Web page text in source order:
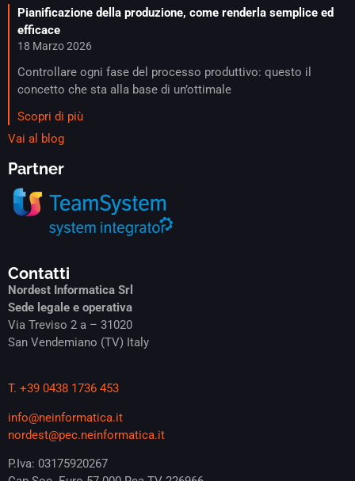
Pianificazione della produzione, come renderla semplice ed
efficace​
18 Marzo 2026
Controllare ogni fase del processo produttivo: questo il
concetto che sta alla base di un’ottimale
Scopri di più
Vai al blog
Partner
Contatti
Nordest Informatica Srl
Sede legale e operativa
Via Treviso 2 a – 31020
San Vendemiano (TV) Italy
T. +39 0438 1736 453
info@neinformatica.it
nordest@pec.neinformatica.it
P.Iva: 03175920267